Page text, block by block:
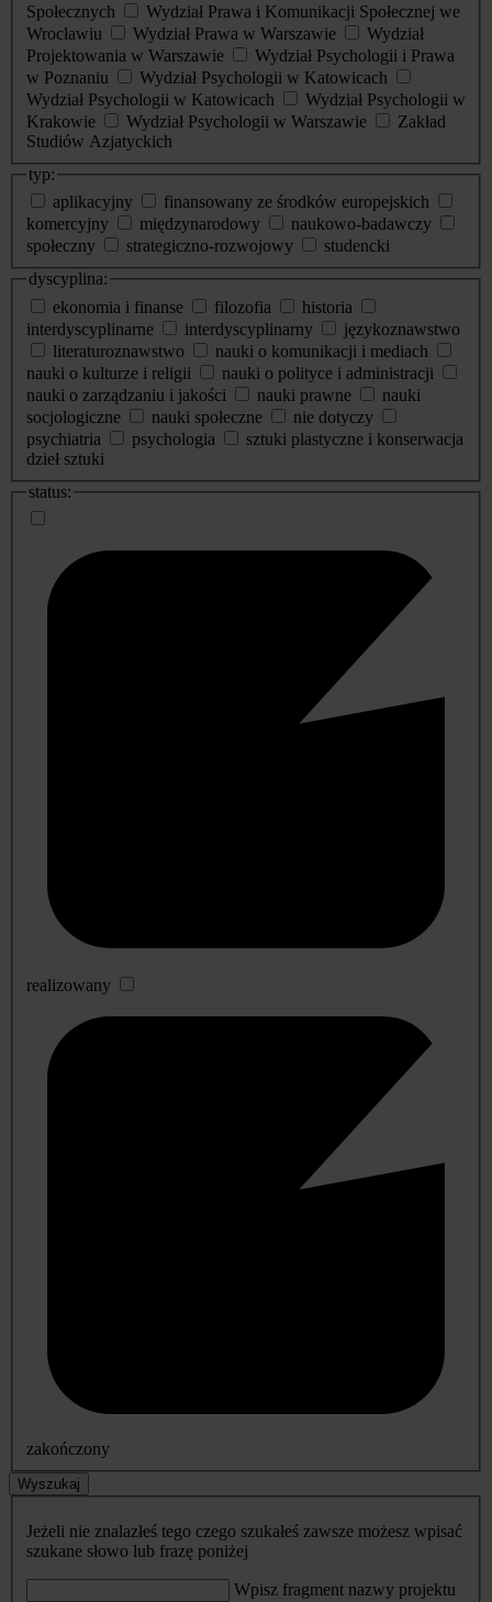
Społecznych
Wydział Prawa i Komunikacji Społecznej we
Wrocławiu
Wydział Prawa w Warszawie
Wydział
Projektowania w Warszawie
Wydział Psychologii i Prawa
w Poznaniu
Wydział Psychologii w Katowicach
Wydział Psychologii w Katowicach
Wydział Psychologii w
Krakowie
Wydział Psychologii w Warszawie
Zakład
Studiów Azjatyckich
typ:
aplikacyjny
finansowany ze środków europejskich
komercyjny
międzynarodowy
naukowo-badawczy
społeczny
strategiczno-rozwojowy
studencki
dyscyplina:
ekonomia i finanse
filozofia
historia
interdyscyplinarne
interdyscyplinarny
językoznawstwo
literaturoznawstwo
nauki o komunikacji i mediach
nauki o kulturze i religii
nauki o polityce i administracji
nauki o zarządzaniu i jakości
nauki prawne
nauki
socjologiczne
nauki społeczne
nie dotyczy
psychiatria
psychologia
sztuki plastyczne i konserwacja
dzieł sztuki
status:
realizowany
zakończony
Wyszukaj
Jeżeli nie znalazłeś tego czego szukałeś zawsze możesz wpisać
szukane słowo lub frazę poniżej
Wpisz fragment nazwy projektu